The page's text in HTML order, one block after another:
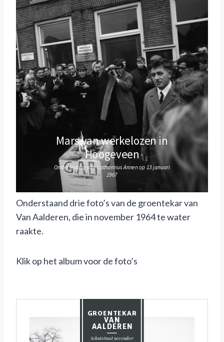
Onderstaand drie foto’s van de groentekar van
Van Aalderen, die in november 1964 te water
raakte.
Klik op het album voor de foto’s